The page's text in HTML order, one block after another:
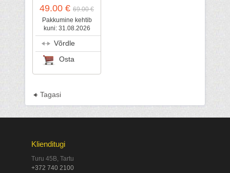
49.00 € 69.00 €
Pakkumine kehtib
kuni: 31.08.2026
Võrdle
Osta
Tagasi
Klienditugi
Turu 45B, Tartu
+372 740 2100